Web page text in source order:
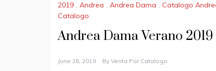
2019 , Andrea , Andrea Dama , Catalogo
Catalogo
Andrea Dama Verano 2019
June 26, 2019 By Venta Por Catalogo